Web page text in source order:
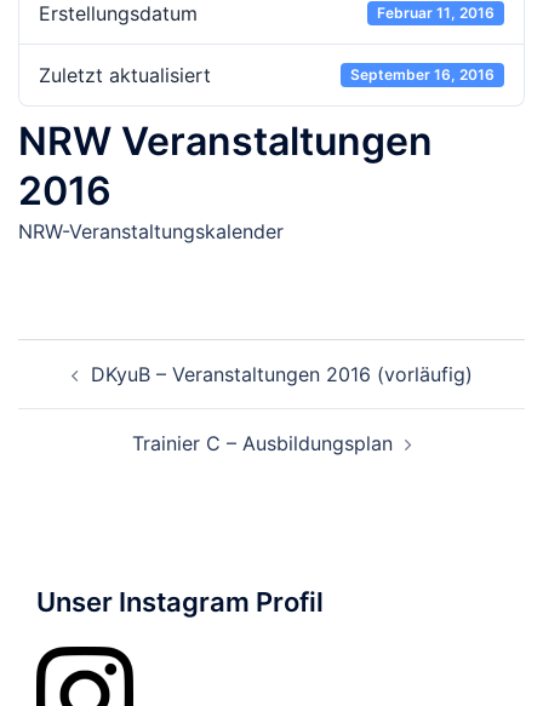
Erstellungsdatum Februar 11, 2016
Zuletzt aktualisiert September 16, 2016
NRW Veranstaltungen
2016
NRW-Veranstaltungskalender
DKyuB – Veranstaltungen 2016 (vorläufig)
Trainier C – Ausbildungsplan
Unser Instagram Profil